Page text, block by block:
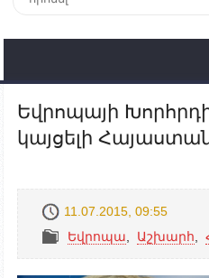
Եվրոպայի
կայցելի
11.07.2015, 09:55
Եվրոպա
Աշխարհ